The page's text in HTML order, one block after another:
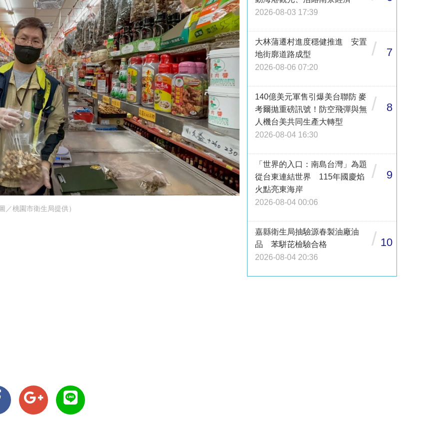
／桃園市衛生局提供）
2026-08-03 17:39
大林蒲遷村進度穩健推進 安置
地街廓道路成型
2026-08-06 07:20
/ 7
140億美元軍售引爆美台聯防 麥
考爾拋重磅訊號！防空飛彈與無
人機台美共同生產大轉型
2026-08-04 16:30
/ 8
「世界的入口：南島台灣」為題
從台東連結世界 115年國慶焰
火點亮東海岸
2026-08-04 00:06
/ 9
嘉縣衛生局抽驗源春製油廠油
品 苯駢芘檢驗合格
2026-08-04 20:36
/ 10